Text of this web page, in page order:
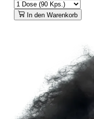
In den Warenkorb